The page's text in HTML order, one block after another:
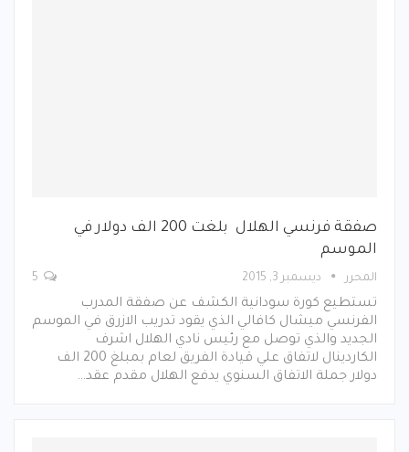
صفقة فرنسي الهلال بلغت 200 الف دولار في
الموسم
المحرر ديسمبر 3, 2015
تستطيع كورة سودانية الكشف عن صفقة المدرب
الفرنسي ميشال كافالي الذي يقود تدريب الازرق في الموسم
الجديد والذي توصل مع رئيس نادي الهلال اشرف
الكاردينال لاتفاق علي قيادة الفريق لعام بمبلغ 200 الف
دولار جملة الاتفاق السنوي يدفع الهلال مقدم عقد…